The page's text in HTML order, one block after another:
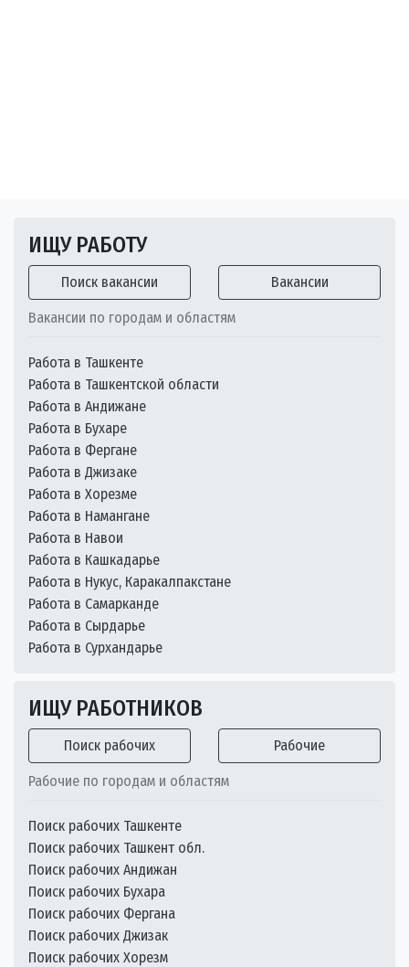
ИЩУ РАБОТУ
Поиск вакансии Вакансии
Вакансии по городам и областям
Работа в Ташкенте
Работа в Ташкентской области
Работа в Андижане
Работа в Бухаре
Работа в Фергане
Работа в Джизаке
Работа в Хорезме
Работа в Намангане
Работа в Навои
Работа в Кашкадарье
Работа в Нукус, Каракалпакстане
Работа в Самарканде
Работа в Сырдарье
Работа в Сурхандарье
ИЩУ РАБОТНИКОВ
Поиск рабочих Рабочие
Рабочие по городам и областям
Поиск рабочих Ташкенте
Поиск рабочих Ташкент обл.
Поиск рабочих Андижан
Поиск рабочих Бухара
Поиск рабочих Фергана
Поиск рабочих Джизак
Поиск рабочих Хорезм